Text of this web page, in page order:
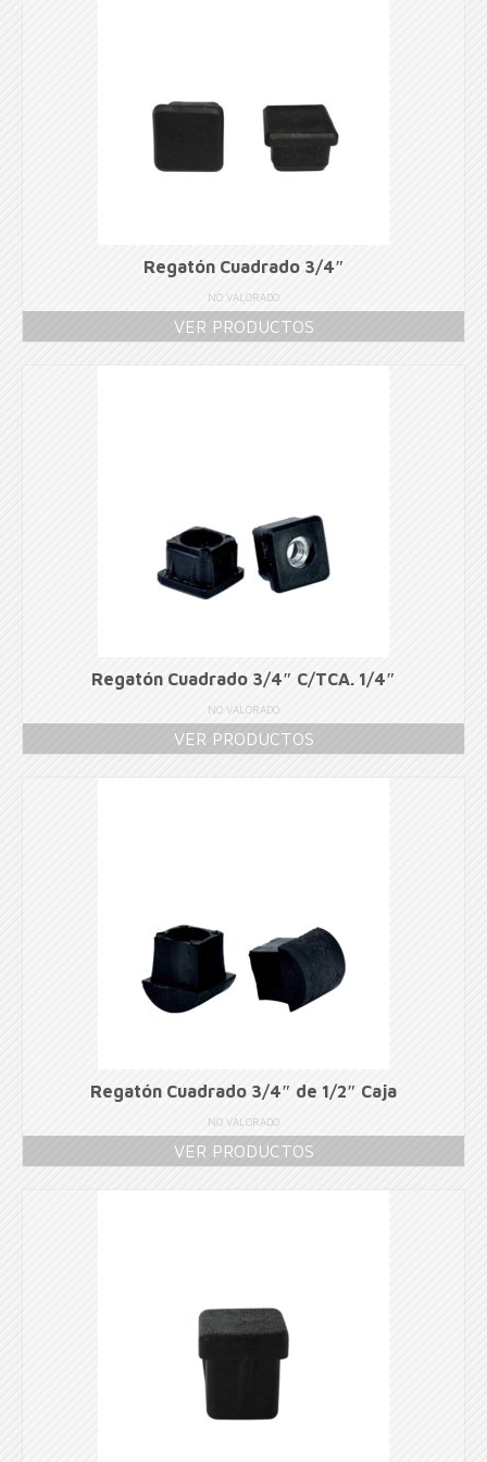
Regatón Cuadrado 3/4″
NO VALORADO
VER PRODUCTOS
Regatón Cuadrado 3/4″ C/TCA. 1/4″
NO VALORADO
VER PRODUCTOS
Regatón Cuadrado 3/4″ de 1/2″ Caja
NO VALORADO
VER PRODUCTOS